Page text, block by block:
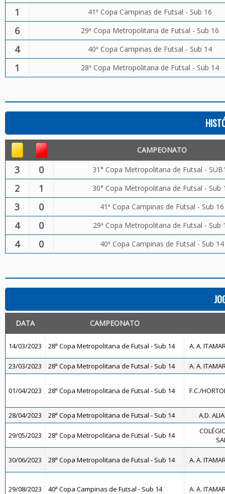
1 41ª Copa Campinas de Futsal - Sub 16
6 29ª Copa Metropolitana de Futsal - Sub 16
4 40ª Copa Campinas de Futsal - Sub 14
1 28ª Copa Metropolitana de Futsal - Sub 14
CAMPEONATO
3 0 31° Copa Metropolitana de Futsal -
2 1 30° Copa Metropolitana de Futsal - Sub
3 0 41ª Copa Campinas de Futsal - Sub 16
4 0 29ª Copa Metropolitana de Futsal - Sub
4 0 40ª Copa Campinas de Futsal - Sub 14
DATA CAMPEONATO
14/03/2023 28ª Copa Metropolitana de Futsal - Sub 14 A. A.
23/03/2023 28ª Copa Metropolitana de Futsal - Sub 14 A. A.
01/04/2023 28ª Copa Metropolitana de Futsal - Sub 14 F.C./
28/04/2023 28ª Copa Metropolitana de Futsal - Sub 14 A.D.
29/05/2023 28ª Copa Metropolitana de Futsal - Sub 14
30/06/2023 28ª Copa Metropolitana de Futsal - Sub 14 A. A.
29/08/2023 40ª Copa Campinas de Futsal - Sub 14 A. A.